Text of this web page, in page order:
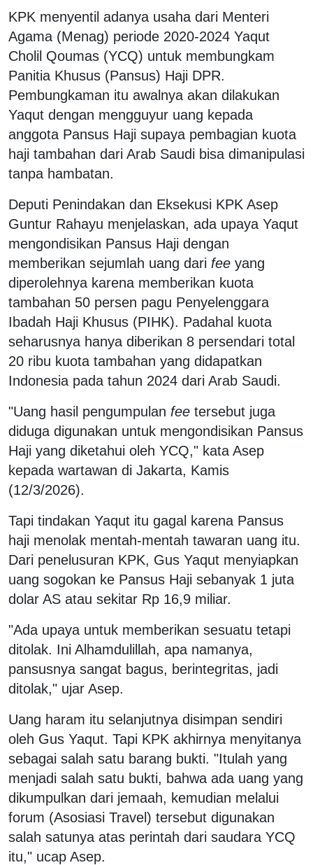
KPK menyentil adanya usaha dari Menteri
Agama (Menag) periode 2020-2024 Yaqut
Cholil Qoumas (YCQ) untuk membungkam
Panitia Khusus (Pansus) Haji DPR.
Pembungkaman itu awalnya akan dilakukan
Yaqut dengan mengguyur uang kepada
anggota Pansus Haji supaya pembagian kuota
haji tambahan dari Arab Saudi bisa dimanipulasi
tanpa hambatan.
Deputi Penindakan dan Eksekusi KPK Asep
Guntur Rahayu menjelaskan, ada upaya Yaqut
mengondisikan Pansus Haji dengan
memberikan sejumlah uang dari fee yang
diperolehnya karena memberikan kuota
tambahan 50 persen pagu Penyelenggara
Ibadah Haji Khusus (PIHK). Padahal kuota
seharusnya hanya diberikan 8 persendari total
20 ribu kuota tambahan yang didapatkan
Indonesia pada tahun 2024 dari Arab Saudi.
"Uang hasil pengumpulan fee tersebut juga
diduga digunakan untuk mengondisikan Pansus
Haji yang diketahui oleh YCQ," kata Asep
kepada wartawan di Jakarta, Kamis
(12/3/2026).
Tapi tindakan Yaqut itu gagal karena Pansus
haji menolak mentah-mentah tawaran uang itu.
Dari penelusuran KPK, Gus Yaqut menyiapkan
uang sogokan ke Pansus Haji sebanyak 1 juta
dolar AS atau sekitar Rp 16,9 miliar.
"Ada upaya untuk memberikan sesuatu tetapi
ditolak. Ini Alhamdulillah, apa namanya,
pansusnya sangat bagus, berintegritas, jadi
ditolak," ujar Asep.
Uang haram itu selanjutnya disimpan sendiri
oleh Gus Yaqut. Tapi KPK akhirnya menyitanya
sebagai salah satu barang bukti. "Itulah yang
menjadi salah satu bukti, bahwa ada uang yang
dikumpulkan dari jemaah, kemudian melalui
forum (Asosiasi Travel) tersebut digunakan
salah satunya atas perintah dari saudara YCQ
itu," ucap Asep.